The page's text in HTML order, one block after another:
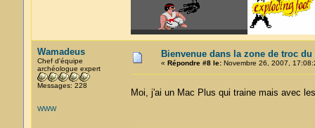
Wamadeus
Chef d'équipe
archéologue expert
Messages: 228
WWW
Bienvenue dans la zone de troc
« Répondre #8 le:Novembre 26, 2007,
Moi, j'ai un Mac Plus qui traine mais avec